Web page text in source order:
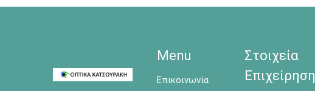
Menu
Επικοινωνία
Στοιχεία